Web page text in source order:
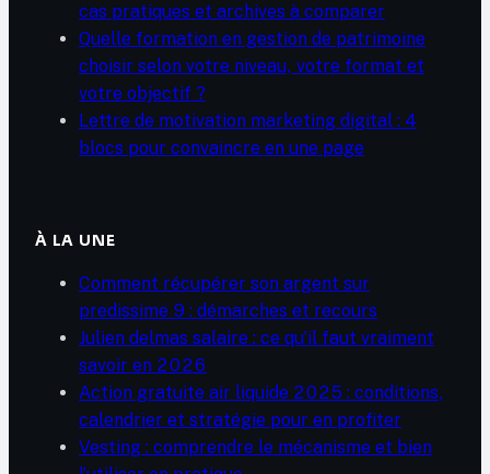
cas pratiques et archives à comparer
Quelle formation en gestion de patrimoine
choisir selon votre niveau, votre format et
votre objectif ?
Lettre de motivation marketing digital : 4
blocs pour convaincre en une page
À LA UNE
Comment récupérer son argent sur
predissime 9 : démarches et recours
Julien delmas salaire : ce qu’il faut vraiment
savoir en 2026
Action gratuite air liquide 2025 : conditions,
calendrier et stratégie pour en profiter
Vesting : comprendre le mécanisme et bien